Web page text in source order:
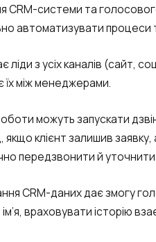
CRM-системи та
автоматизувати процеси
ліди з усіх каналів (сайт,
їх між менеджерами.
можуть запускати
якщо клієнт залишив
передзвонити й уточнити
CRM-даних дає змогу
ім’я, враховувати історію